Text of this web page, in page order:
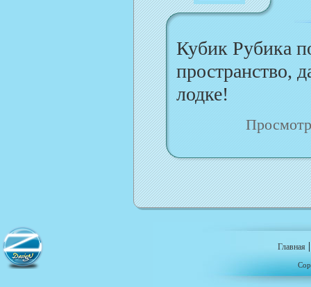
Кубик Рубика
пространство,
лодке!
Главная